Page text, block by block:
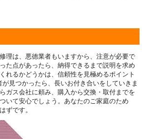
理は、悪徳業者もいますから、注意が必要で
た点があったら、納得できるまで説明を求め
れるかどうかは、信頼性を見極めるポイント
見つかったら、長いお付き合いをしていきま
ガス会社に頼み、購入から交換・取付までを
いて安心でしょう。あなたのご家庭のため
ずです。